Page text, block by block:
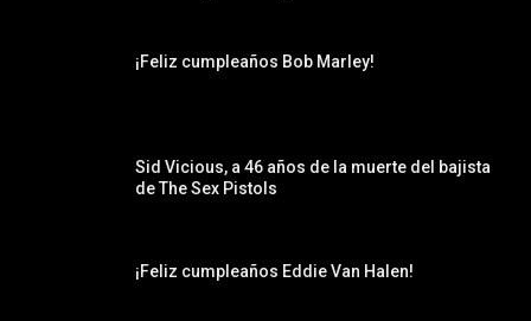
¡Feliz cumpleaños Bob Marley!
Sid Vicious, a 46 años de la muerte del bajista
de The Sex Pistols
¡Feliz cumpleaños Eddie Van Halen!